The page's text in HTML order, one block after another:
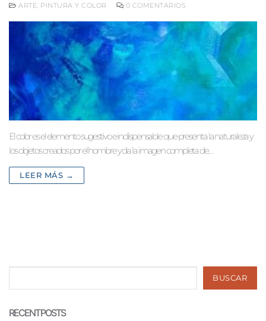
ARTE, PINTURA Y COLOR
0 COMENTARIOS
El color es el elemento sugestivo e indispensable que presenta la naturaleza y
los objetos creados por el hombre y da la imagen completa de…
LEER MÁS →
BUSCAR
RECENT POSTS